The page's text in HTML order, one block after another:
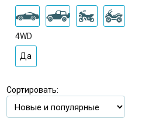
4WD
Да
Сортировать: